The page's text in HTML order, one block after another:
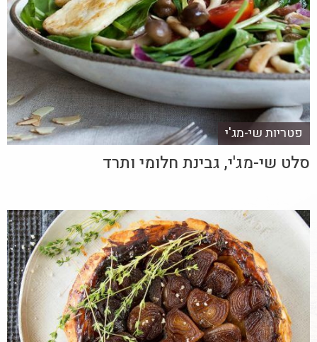
פטריות שי-מג'י
סלט שי-מג'י, גבינת חלומי ותרד